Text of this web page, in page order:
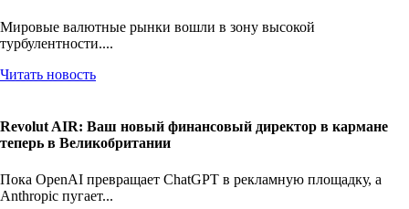
Мировые валютные рынки вошли в зону высокой
турбулентности....
Читать новость
Revolut AIR: Ваш новый финансовый директор в кармане
теперь в Великобритании
Пока OpenAI превращает ChatGPT в рекламную площадку, а
Anthropic пугает...